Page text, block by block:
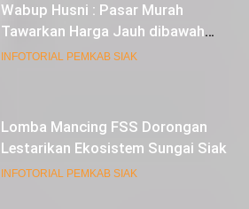
Wabup Husni : Pasar Murah
Tawarkan Harga Jauh dibawah
Pasar Tradisional
INFOTORIAL PEMKAB SIAK
Lomba Mancing FSS Dorongan
Lestarikan Ekosistem Sungai Siak
INFOTORIAL PEMKAB SIAK